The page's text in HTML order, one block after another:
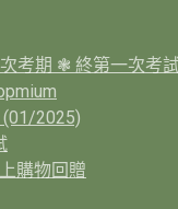
考期 ❃ 終第一次考
(01/2025)
購物回贈